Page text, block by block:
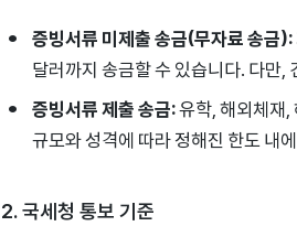
증빙서류 미제출 송금(무자료 송금):
달러까지 송금할 수 있습니다. 다만
증빙서류 제출 송금:유학, 해외체재,
규모와 성격에 따라 정해진 한도 내
2. 국세청 통보 기준